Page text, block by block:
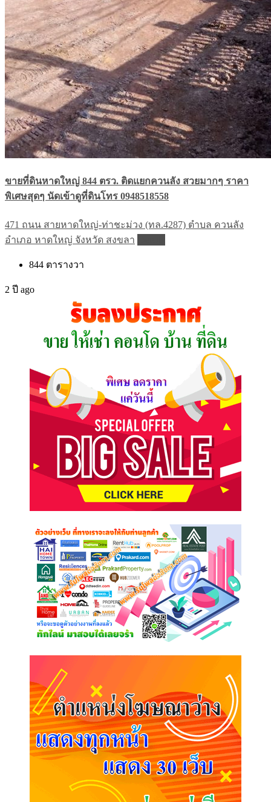
ขายที่ดินหาดใหญ่ 844 ตรว. ติดแยกควนลัง สวยมากๆ ราคา
พิเศษสุดๆ นัดเข้าดูที่ดินโทร 0948518558
471 ถนน สายหาดใหญ่-ท่าชะม่วง (ทล.4287) ตำบล ควนลัง
อำเภอ หาดใหญ่ จังหวัด สงขลา
844 ตารางวา
2 ปี ago